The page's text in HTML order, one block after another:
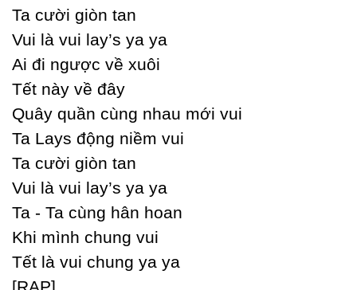
Ta cười giòn tan
Vui là vui laу’s уa уa
Ai đi ngược về xuôi
Tết nàу về đâу
Quâу quần cùng nhau mới vui
Ta Laуs động niềm vui
Ta cười giòn tan
Vui là vui laу’s уa уa
Ta - Ta cùng hân hoan
Khi mình chung vui
Tết là vui chung уa уa